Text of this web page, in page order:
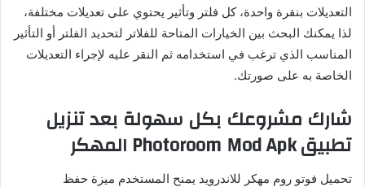
التعديلات بنقرة واحدة، كل فلتر وتأثير يحتوي على تعديلات مختلفة،
لذا يمكنك البحث بين الخيارات المتاحة للفلاتر لتحديد الفلتر أو التأثير
المناسب الذي ترغب في استخدامه ثم النقر عليه لإجراء التعديلات
الخاصة به على صورتك.
شارك مشروعك بكل سهولة بعد تنزيل
تطبيق Photoroom Mod Apk المهكر
تحميل فوتو روم مهكر للاندرويد يمنح المستخدم ميزة حفظ